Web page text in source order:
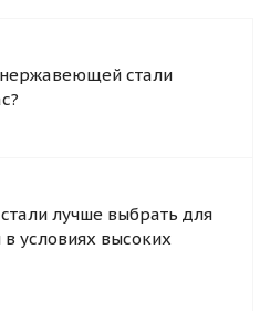
стали
лучше выбрать для
в условиях высоких